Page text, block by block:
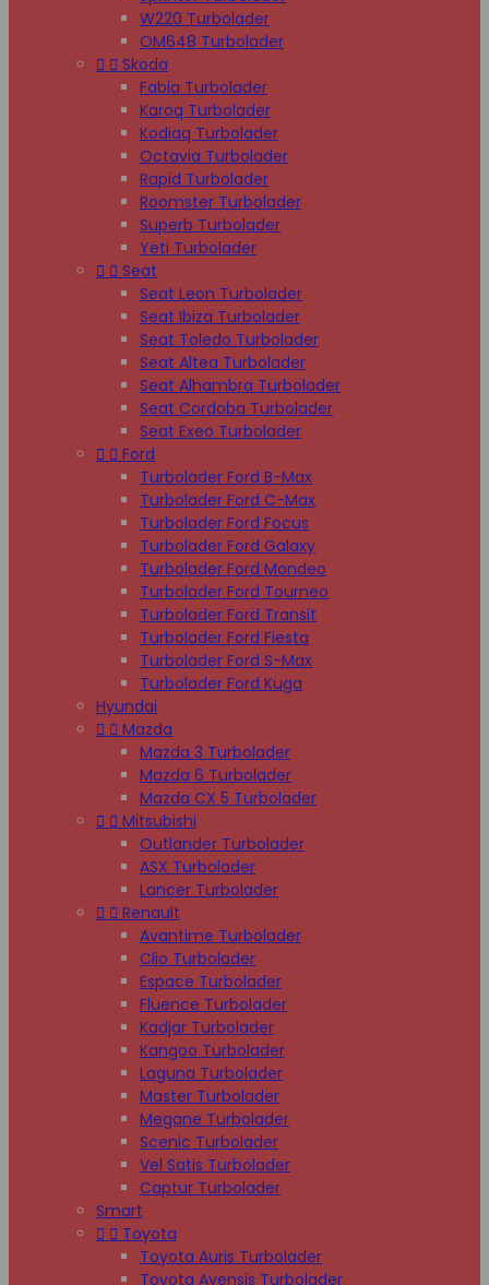
W220 Turbolader
OM648 Turbolader
  Skoda
Fabia Turbolader
Karoq Turbolader
Kodiaq Turbolader
Octavia Turbolader
Rapid Turbolader
Roomster Turbolader
Superb Turbolader
Yeti Turbolader
  Seat
Seat Leon Turbolader
Seat Ibiza Turbolader
Seat Toledo Turbolader
Seat Altea Turbolader
Seat Alhambra Turbolader
Seat Cordoba Turbolader
Seat Exeo Turbolader
  Ford
Turbolader Ford B-Max
Turbolader Ford C-Max
Turbolader Ford Focus
Turbolader Ford Galaxy
Turbolader Ford Mondeo
Turbolader Ford Tourneo
Turbolader Ford Transit
Turbolader Ford Fiesta
Turbolader Ford S-Max
Turbolader Ford Kuga
Hyundai
  Mazda
Mazda 3 Turbolader
Mazda 6 Turbolader
Mazda CX 5 Turbolader
  Mitsubishi
Outlander Turbolader
ASX Turbolader
Lancer Turbolader
  Renault
Avantime Turbolader
Clio Turbolader
Espace Turbolader
Fluence Turbolader
Kadjar Turbolader
Kangoo Turbolader
Laguna Turbolader
Master Turbolader
Megane Turbolader
Scenic Turbolader
Vel Satis Turbolader
Captur Turbolader
Smart
  Toyota
Toyota Auris Turbolader
Toyota Avensis Turbolader